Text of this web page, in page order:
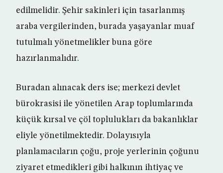
edilmelidir. Şehir sakinleri için tasarlanmış
araba vergilerinden, burada yaşayanlar muaf
tutulmalı yönetmelikler buna göre
hazırlanmalıdır.
Buradan alınacak ders ise; merkezi devlet
bürokrasisi ile yönetilen Arap toplumlarında
küçük kırsal ve çöl toplulukları da bakanlıklar
eliyle yönetilmektedir. Dolayısıyla
planlamacıların çoğu, proje yerlerinin çoğunu
ziyaret etmedikleri gibi halkının ihtiyaç ve